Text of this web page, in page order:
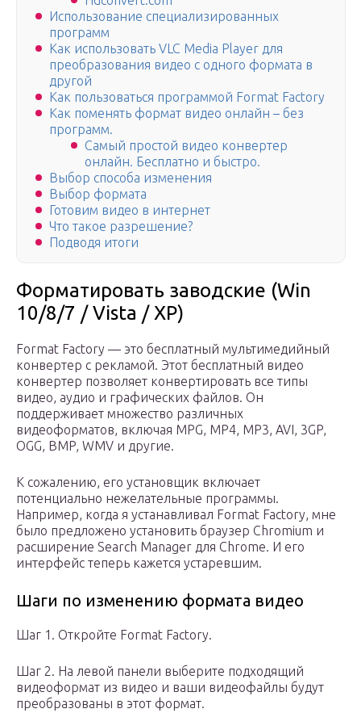
Использование специализированных
программ
Как использовать VLC Media Player для
преобразования видео с одного формата в
другой
Как пользоваться программой Format Factory
Как поменять формат видео онлайн – без
программ.
Самый простой видео конвертер
онлайн. Бесплатно и быстро.
Выбор способа изменения
Выбор формата
Готовим видео в интернет
Что такое разрешение?
Подводя итоги
Форматировать заводские (Win
10/8/7 / Vista / XP)
Format Factory — это бесплатный мультимедийный
конвертер с рекламой. Этот бесплатный видео
конвертер позволяет конвертировать все типы
видео, аудио и графических файлов. Он
поддерживает множество различных
видеоформатов, включая MPG, MP4, MP3, AVI, 3GP,
OGG, BMP, WMV и другие.
К сожалению, его установщик включает
потенциально нежелательные программы.
Например, когда я устанавливал Format Factory, мне
было предложено установить браузер Chromium и
расширение Search Manager для Chrome. И его
интерфейс теперь кажется устаревшим.
Шаги по изменению формата видео
Шаг 1. Откройте Format Factory.
Шаг 2. На левой панели выберите подходящий
видеоформат из видео и ваши видеофайлы будут
преобразованы в этот формат.